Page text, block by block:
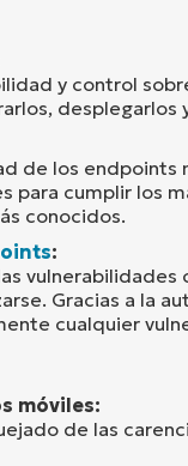
y control
desplegarlos
de los endpoints
para cumplir los
conocidos.
:
Gracias a la
cualquier
móviles:
de las